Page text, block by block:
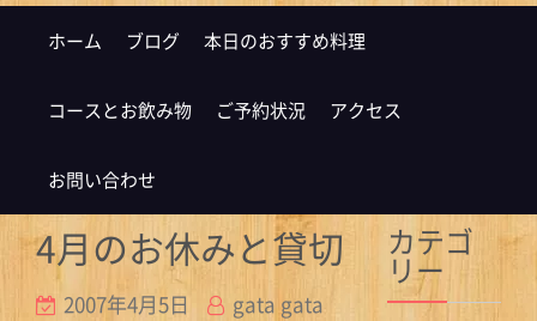
ホーム ブログ 本日のおすすめ料理
コースとお飲み物 ご予約状況 アクセス
お問い合わせ
4月のお休みと貸切
2007年4月5日
gata gata
カテゴ
リー